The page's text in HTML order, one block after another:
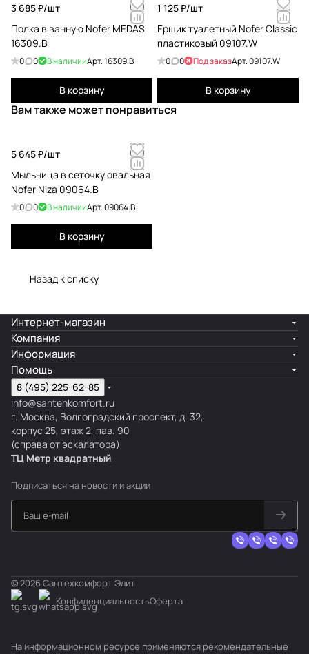
3 685 ₽/шт
Полка в ванную Nofer MEDAS
16309.B
0 0 В наличииАрт.16309.B
В корзину
1 125 ₽/шт
Ершик туалетный Nofer Classic
пластиковый 09107.W
0 0 Под заказАрт.09107.W
В корзину
Вам также может понравиться
5 645 ₽/шт
Мыльница в сеточку овальная
Nofer Niza 09064.B
0 0 В наличииАрт.09064.B
В корзину
Назад к списку
Интернет-магазин
Компания
Информация
Помощь
8 (495) 225-62-85
info@santehkomfort.ru
г. Москва, Волгоградский проспект, д. 32,
корпус 25, этаж 2, пав. 90
(справа от эскалатора)
ТЦ Метр квадратный
Подписаться на новости и акции
© 2026 Сантехкомфорт Элит
КонфиденциальностьОферта
На информационном ресурсе применяются рекомендательные